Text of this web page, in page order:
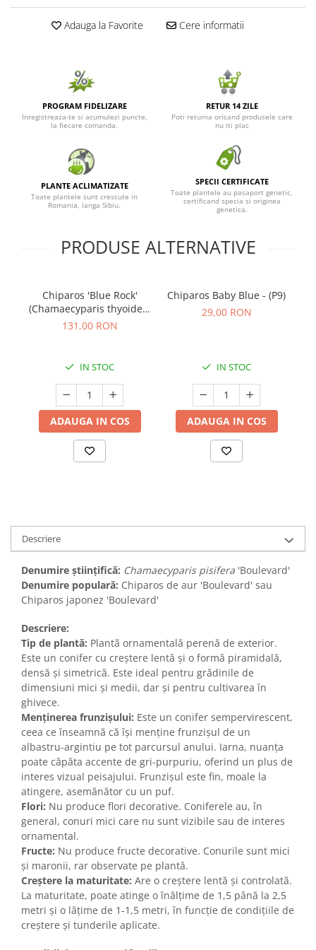
Seminte de IerburiAdauga la Favorite Cere informatii
PROGRAM FIDELIZARE
Inregistreaza-te si acumulezi puncte,
la fiecare comanda.
RETUR 14 ZILE
Poti returna oricand produsele care
nu iti plac
PLANTE ACLIMATIZATE
Toate plantele sunt crescute in
Romania, langa Sibiu.
SPECII CERTIFICATE
Toate plantele au pasaport genetic,
certificand specia si originea
genetica.
PRODUSE ALTERNATIVE
Chiparos 'Blue Rock'
(Chamaecyparis thyoides)
- 30cm
131,00 RON
IN STOC
ADAUGA IN COS
Chiparos Baby Blue - (P9)
29,00 RON
IN STOC
ADAUGA IN COS
Descriere
Denumire științifică: Chamaecyparis pisifera 'Boulevard'
Denumire populară: Chiparos de aur 'Boulevard' sau
Chiparos japonez 'Boulevard'
Descriere:
Tip de plantă: Plantă ornamentală perenă de exterior.
Este un conifer cu creștere lentă și o formă piramidală,
densă și simetrică. Este ideal pentru grădinile de
dimensiuni mici și medii, dar și pentru cultivarea în
ghivece.
Menținerea frunzișului: Este un conifer sempervirescent,
ceea ce înseamnă că își menține frunzișul de un
albastru-argintiu pe tot parcursul anului. Iarna, nuanța
poate căpăta accente de gri-purpuriu, oferind un plus de
interes vizual peisajului. Frunzișul este fin, moale la
atingere, asemănător cu un puf.
Flori: Nu produce flori decorative. Coniferele au, în
general, conuri mici care nu sunt vizibile sau de interes
ornamental.
Fructe: Nu produce fructe decorative. Conurile sunt mici
și maronii, rar observate pe plantă.
Creștere la maturitate: Are o creștere lentă și controlată.
La maturitate, poate atinge o înălțime de 1,5 până la 2,5
metri și o lățime de 1-1,5 metri, în funcție de condițiile de
creștere și tunderile aplicate.